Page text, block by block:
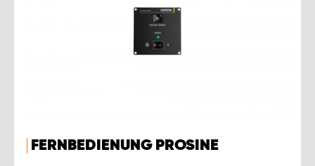
FERNBEDIENUNG PROSINE